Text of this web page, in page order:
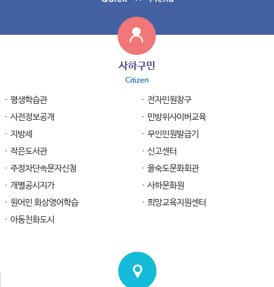
사하구민
Citizen
평생학습관
전자민원창구
사전정보공개
민방위사이버교육
지방세
무인민원발급기
작은도서관
신고센터
주정차단속문자신청
을숙도문화회관
개별공시지가
사하문화원
원어민 화상영어학습
희망교육지원센터
아동친화도시